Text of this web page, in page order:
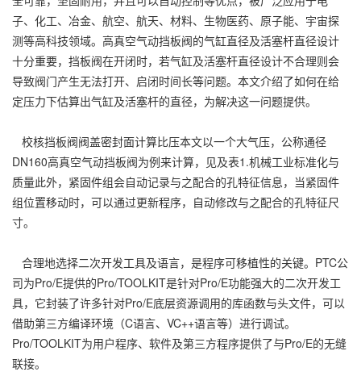
子、化工、冶金、航空、航天、材料、生物医药、原子能、宇宙探
测等高科技领域。高真空气动挡板阀的气缸直径及活塞杆直径设计
十分重要，挡板阀在开闭时，若气缸及活塞杆直径设计不合理则会
导致阀门产生无法打开、启闭时间长等问题。本文介绍了如何在给
定压力下估算出气缸及活塞杆的直径，为解决这一问题提供。
校核挡板阀阀盖密封面计算比压本文以一个大气压，公称通径
DN160高真空气动挡板阀为例来计算，见及表1.机械工业标准化与
质量此外，紧固件组会自动记录与之配合的孔特征信息，当紧固件
组位置移动时，可以通过更新程序，自动修改与之配合的孔特征尺
寸。
合理地选择二次开发工具及语言，是程序可移植性的关键。PTC公
司为Pro/E提供的Pro/TOOLKIT是针对Pro/E功能强大的二次开发工
具，它封装了许多针对Pro/E底层资源调用的库函数与头文件，可以
借助第三方编译环境（C语言、VC++语言等）进行调试。
Pro/TOOLKIT为用户程序、软件及第三方程序提供了与Pro/E的无缝
联接。